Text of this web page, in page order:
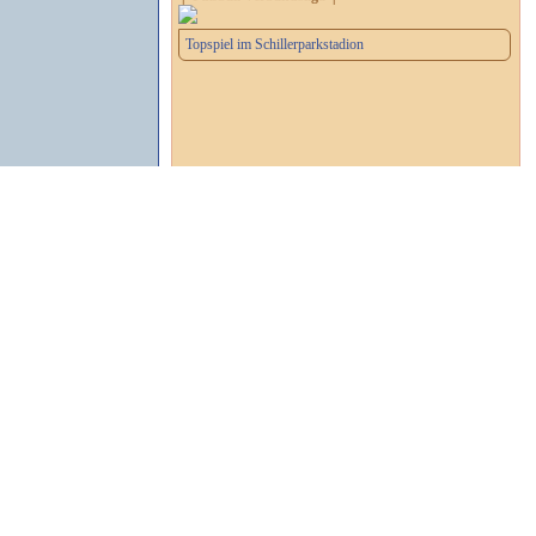
Topspiel im Schillerparkstadion